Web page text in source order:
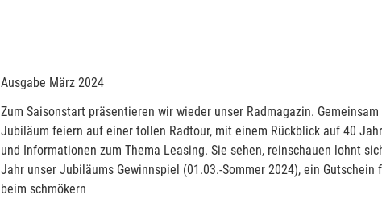
Ausgabe März 2024
Zum Saisonstart präsentieren wir wieder unser Radmagazin.
Jubiläum feiern auf einer tollen Radtour, mit einem Rückblick auf 40
und Informationen zum Thema Leasing. Sie sehen, reinschauen lohnt
Jahr unser Jubiläums Gewinnspiel (01.03.-Sommer 2024), ein
beim schmökern